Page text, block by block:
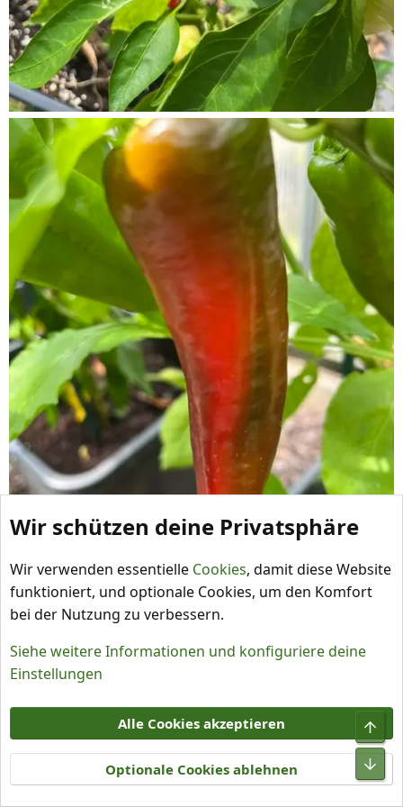
Wir schützen deine Privatsphäre
Wir verwenden essentielle Cookies, damit diese Website
funktioniert, und optionale Cookies, um den Komfort
bei der Nutzung zu verbessern.
Siehe weitere Informationen und konfiguriere deine
Einstellungen
Alle Cookies akzeptieren
Optionale Cookies ablehnen